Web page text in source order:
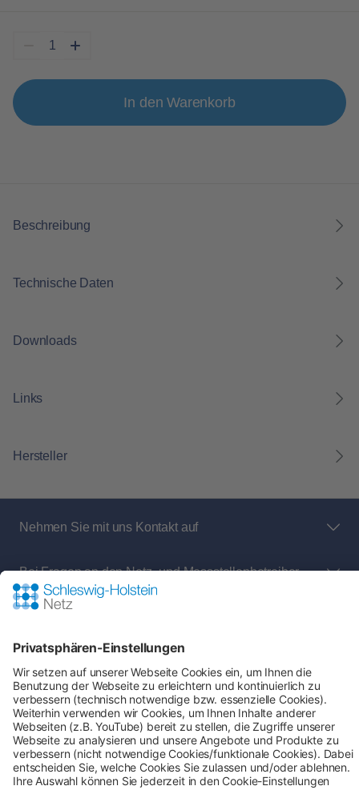
In den Warenkorb
Beschreibung
Technische Daten
Downloads
Links
Hersteller
Nehmen Sie mit uns Kontakt auf
Bei Fragen an den Netz- und Messstellenbetreiber
rund um:
Zahlung & Versand
AGB Verbraucherinformation
Impressum
Datenschutz
Cookie-Einstellungen